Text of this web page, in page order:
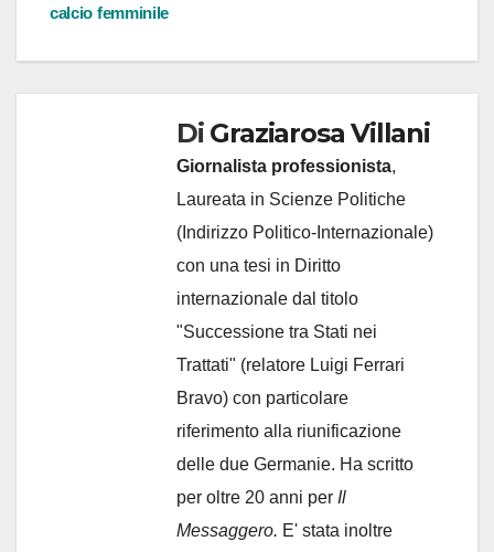
calcio femminile
Di Graziarosa Villani
Giornalista professionista,
Laureata in Scienze Politiche
(Indirizzo Politico-Internazionale)
con una tesi in Diritto
internazionale dal titolo
"Successione tra Stati nei
Trattati" (relatore Luigi Ferrari
Bravo) con particolare
riferimento alla riunificazione
delle due Germanie. Ha scritto
per oltre 20 anni per Il
Messaggero. E' stata inoltre